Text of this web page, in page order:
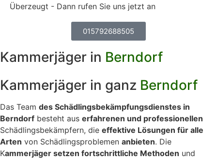
Überzeugt - Dann rufen Sie uns jetzt an
015792688505
Kammerjäger in Berndorf
Kammerjäger in ganz Berndorf
Das Team des Schädlingsbekämpfungsdienstes in
Berndorf besteht aus erfahrenen und professionellen
Schädlingsbekämpfern, die effektive Lösungen für alle
Arten von Schädlingsproblemen anbieten. Die
Kammerjäger setzen fortschrittliche Methoden und